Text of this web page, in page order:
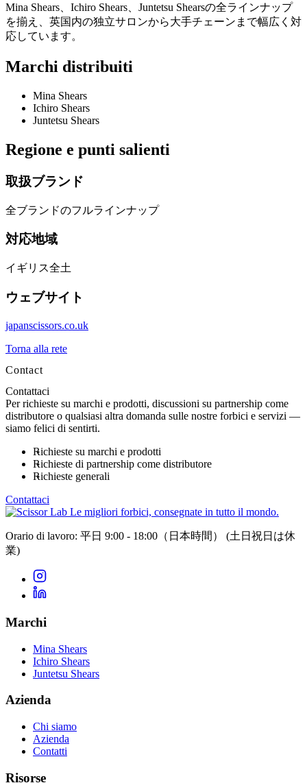
Mina Shears、Ichiro Shears、Juntetsu Shearsの全ラインナップ
を揃え、英国内の独立サロンから大手チェーンまで幅広く対
応しています。
Marchi distribuiti
Mina Shears
Ichiro Shears
Juntetsu Shears
Regione e punti salienti
取扱ブランド
全ブランドのフルラインナップ
対応地域
イギリス全土
ウェブサイト
japanscissors.co.uk
Torna alla rete
Contact
Contattaci
Per richieste su marchi e prodotti, discussioni su partnership come
distributore o qualsiasi altra domanda sulle nostre forbici e servizi —
siamo felici di sentirti.
Richieste su marchi e prodotti
Richieste di partnership come distributore
Richieste generali
Contattaci
Le migliori forbici, consegnate in tutto il mondo.
Orario di lavoro: 平日 9:00 - 18:00（日本時間） (土日祝日は休
業)
Marchi
Mina Shears
Ichiro Shears
Juntetsu Shears
Azienda
Chi siamo
Azienda
Contatti
Risorse